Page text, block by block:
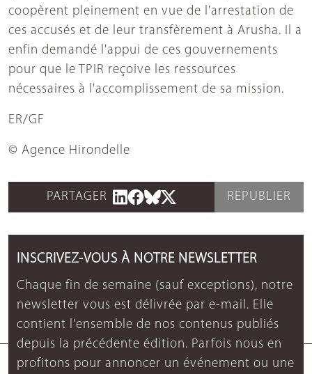
coopèrent pleinement en vue de l'arrestation de
ces accusés et de leur transfèrement à Arusha. Il a
enfin demandé l'appui de ces gouvernements
pour que le TPIR reçoive les ressources
nécessaires à l'accomplissement de sa mission.
ER/GF
© Agence Hirondelle
PARTAGER REPUBLIER
INSCRIVEZ-VOUS À NOTRE NEWSLETTER
Chaque fin de semaine (sauf exceptions), notre
newsletter vous est délivrée par e-mail. Elle
contient l'ensemble de nos contenus publiés
depuis la précédente édition. Parfois nous en
profitons pour annoncer un événement ou une